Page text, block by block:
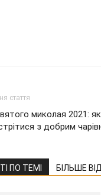
стаття
миколая 2021:
з добрим
ПО ТЕМІ БІЛЬШЕ